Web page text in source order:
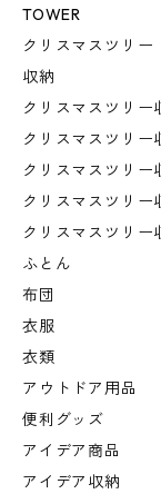
TOWER
クリスマスツリー
収納
クリスマスツリー
クリスマスツリー
クリスマスツリー
クリスマスツリー
クリスマスツリー
ふとん
布団
衣服
衣類
アウトドア用品
便利グッズ
アイデア商品
アイデア収納